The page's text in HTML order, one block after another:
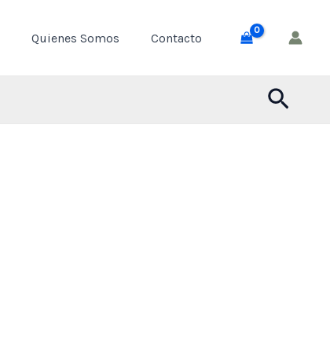
Quienes Somos Contacto
$ 55,000